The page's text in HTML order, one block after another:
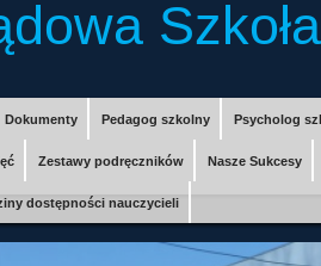
Dokumenty Pedagog szkolny Psycholog
Zestawy podręczników Nasze Sukcesy
dostępności nauczycieli